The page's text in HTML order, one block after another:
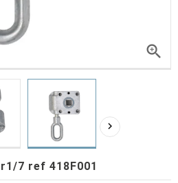


7 ref 418F001